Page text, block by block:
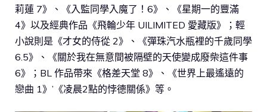
莉蓮 7》、《入監同學入魔了！6》、《星期一的豐滿
4》以及經典作品《飛輪少年 UILIMITED 愛藏版》；輕
小說則是《才女的侍從 2》、《彈珠汽水瓶裡的千歲同學
6.5》、《關於我在無意間被隔壁的天使變成廢柴這件事
6》；BL 作品帶來《格差天堂 8》、《世界上最遙遠的
戀曲 1》’《凌晨2點的悖德關係》等。